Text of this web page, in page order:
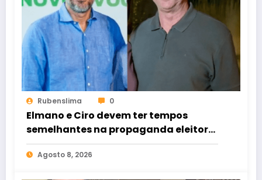
Rubenslima 0
Elmano e Ciro devem ter tempos
semelhantes na propaganda eleitoral
de rádio e TV
Agosto 8, 2026